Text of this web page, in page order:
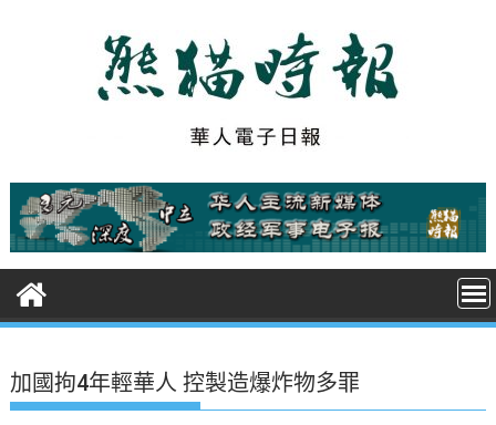
t
加國拘4年輕華人 控製造爆炸物多罪